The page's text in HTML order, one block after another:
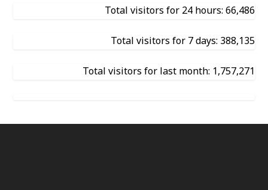
Total visitors for 24 hours: 66,486
Total visitors for 7 days: 388,135
Total visitors for last month: 1,757,271